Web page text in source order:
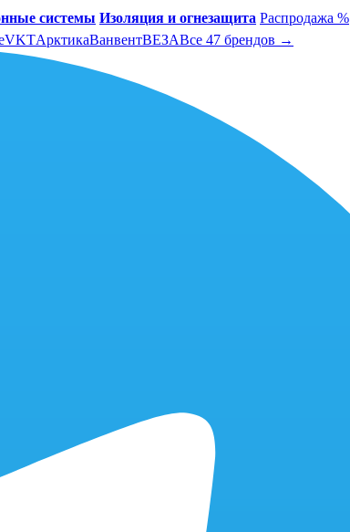
системы Изоляция и огнезащита Распродажа %
VKTАрктикаВанвентВЕЗАВсе 47 брендов →